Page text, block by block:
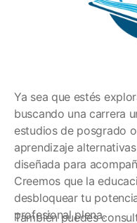
Ya sea que estés
buscando una carrera
estudios de posgrado
aprendizaje
diseñada para
Creemos que la
desbloquear tu
profesional plena.
También puedes